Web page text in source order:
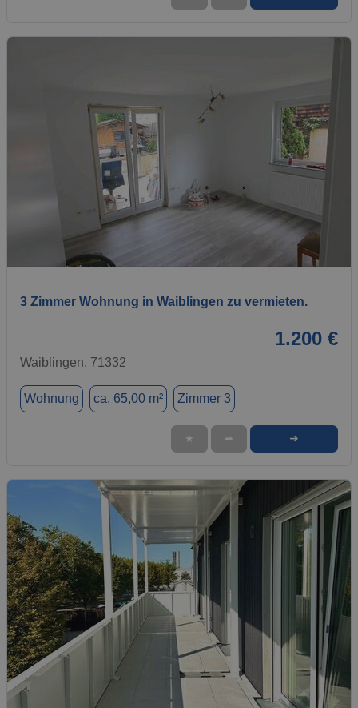
1 / 8
3 Zimmer Wohnung in Waiblingen zu vermieten.
1.200 €
Waiblingen, 71332
Wohnung ca. 65,00 m² Zimmer 3
★ ➦ ➜
1 / 13